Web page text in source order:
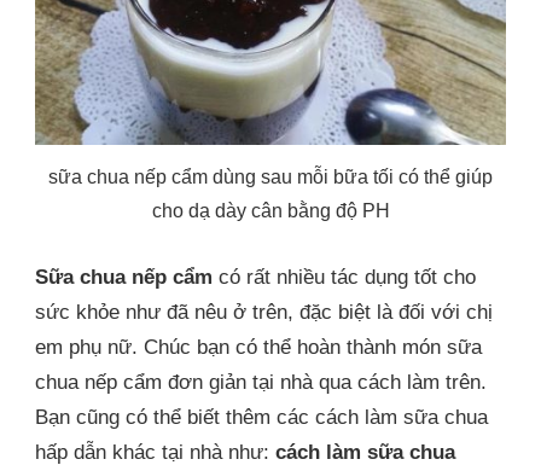
sữa chua nếp cẩm dùng sau mỗi bữa tối có thể giúp
cho dạ dày cân bằng độ PH
Sữa chua nếp cẩm có rất nhiều tác dụng tốt cho
sức khỏe như đã nêu ở trên, đặc biệt là đối với chị
em phụ nữ. Chúc bạn có thể hoàn thành món sữa
chua nếp cẩm đơn giản tại nhà qua cách làm trên.
Bạn cũng có thể biết thêm các cách làm sữa chua
hấp dẫn khác tại nhà như: cách làm sữa chua